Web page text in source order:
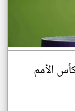
كأس الأمم